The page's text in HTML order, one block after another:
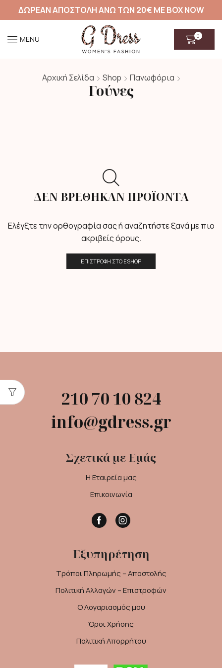
ΔΩΡΕΑΝ ΑΠΟΣΤΟΛΗ ΑΝΩ ΤΩΝ 20€ ΜΕ BOX NOW
MENU 0
Αρχική Σελίδα Shop Πανωφόρια
Γούνες
ΔΕΝ ΒΡΈΘΗΚΑΝ ΠΡΟΪΌΝΤΑ
Ελέγξτε την ορθογραφία σας ή αναζητήστε ξανά με πιο
ακριβείς όρους.
ΕΠΙΣΤΡΟΦΉ ΣΤΟ ESHOP
210 70 10 824
info@gdress.gr
Σχετικά με Εμάς
Η Εταιρεία μας
Επικοινωνία
FacebookInstagram
Εξυπηρέτηση
Τρόποι Πληρωμής – Αποστολής
Πολιτική Αλλαγών – Επιστροφών
Ο Λογαριασμός μου
Όροι Χρήσης
Πολιτική Απορρήτου